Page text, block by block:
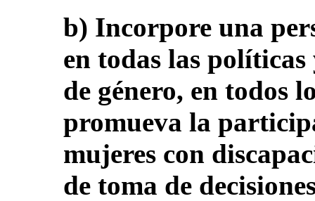
b) Incorpore una
en todas las
de género, en todos
promueva la
mujeres con
de toma de